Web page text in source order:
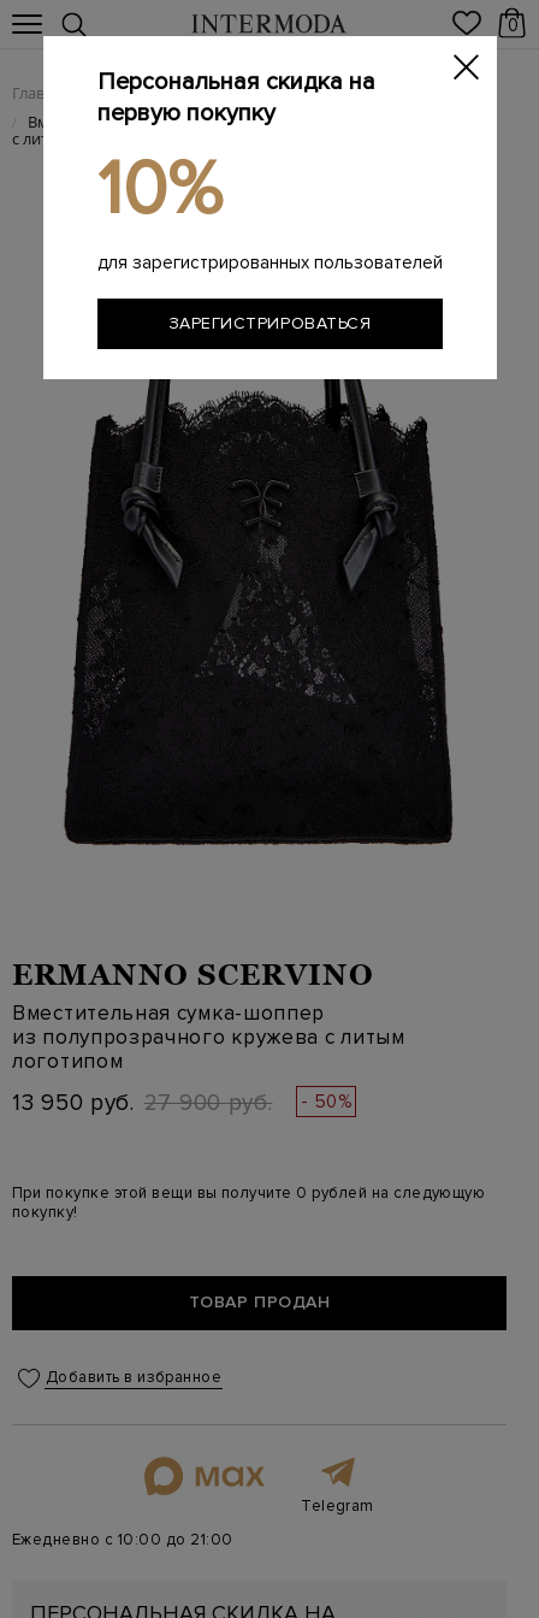
0
Главная Женщинам / Женские сумки из натуральной кожи
/ Вместительная сумка-шоппер из полупрозрачного кружева
с литым логотипом
ERMANNO SCERVINO
Вместительная сумка-шоппер
из полупрозрачного кружева с литым
логотипом
13 950 руб. 27 900 руб. - 50%
При покупке этой вещи вы получите 0 рублей на следующую
покупку!
ТОВАР ПРОДАН
Добавить в избранное
Telegram
Ежедневно с 10:00 до 21:00
Персональная скидка на
первую покупку
10%
для зарегистрированных пользователей
ЗАРЕГИСТРИРОВАТЬСЯ